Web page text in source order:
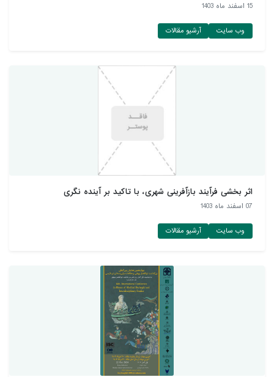
15 اسفند ماه 1403
وب سایت آرشیو مقالات
اثر بخشی فرآیند بازآفرینی شهری، با تاکید بر آینده نگری
07 اسفند ماه 1403
وب سایت آرشیو مقالات